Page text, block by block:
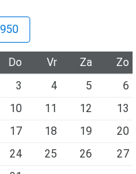
Do Vr Za
Zo
3 4 5
6
10 11 12
13
17 18 19
20
24 25 26
27